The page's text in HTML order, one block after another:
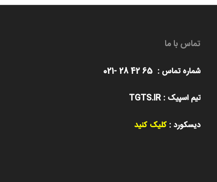
تماس با ما
شماره تماس : 65 42 28 -021
تیم اسپیک : TGTS.IR
دیسکورد :کلیک کنید